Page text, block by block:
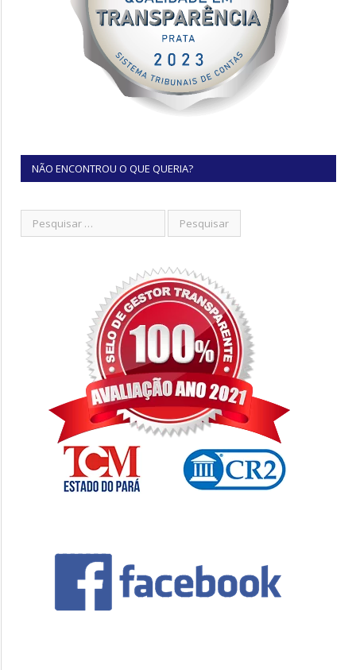
NÃO ENCONTROU O QUE QUERIA?